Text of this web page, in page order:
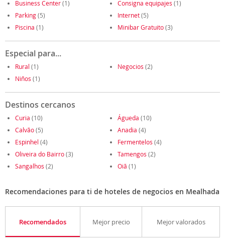
Business Center(1) Consigna equipajes (1)
Parking(5) Internet(5)
Piscina (1) Minibar Gratuito(3)
Especial para...
Rural (1) Negocios (2)
Niños (1)
Destinos cercanos
Curia (10) Águeda (10)
Calvão(5) Anadia (4)
Espinhel (4) Fermentelos (4)
Oliveira do Bairro(3) Tamengos (2)
Sangalhos (2) Oiã (1)
Recomendaciones para ti de hoteles de negocios en Mealhada
Recomendados Mejor precio Mejor valorados